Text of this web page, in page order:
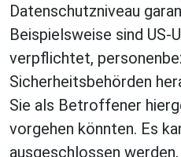
Datenschutzniveau
Beispielsweise sind US-
verpflichtet,
Sicherheitsbehörden
Sie als Betroffener
vorgehen könnten. Es
ausgeschlossen